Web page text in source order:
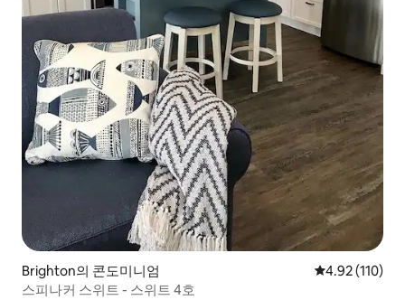
Brighton의 콘도미니엄 평점 4.92점(5
4.92 (110)
스피나커 스위트 - 스위트 4호